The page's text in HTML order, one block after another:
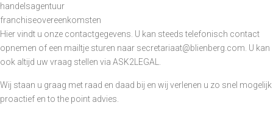
handelsagentuur
franchiseovereenkomsten
Hier vindt u onze contactgegevens. U kan steeds telefonisch contact
opnemen of een mailtje sturen naar secretariaat@blienberg.com. U kan
ook altijd uw vraag stellen via ASK2LEGAL.
Wij staan u graag met raad en daad bij en wij verlenen u zo snel mogelijk
proactief en to the point advies.